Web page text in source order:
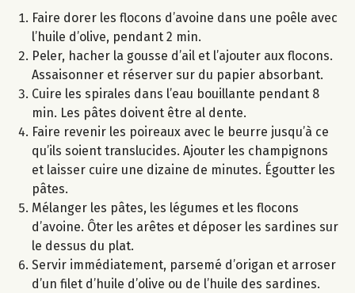
Faire dorer les flocons d’avoine dans une poêle avec
l’huile d’olive, pendant 2 min.
Peler, hacher la gousse d’ail et l’ajouter aux flocons.
Assaisonner et réserver sur du papier absorbant.
Cuire les spirales dans l’eau bouillante pendant 8
min. Les pâtes doivent être al dente.
Faire revenir les poireaux avec le beurre jusqu’à ce
qu’ils soient translucides. Ajouter les champignons
et laisser cuire une dizaine de minutes. Égoutter les
pâtes.
Mélanger les pâtes, les légumes et les flocons
d’avoine. Ôter les arêtes et déposer les sardines sur
le dessus du plat.
Servir immédiatement, parsemé d’origan et arroser
d’un filet d’huile d’olive ou de l’huile des sardines.